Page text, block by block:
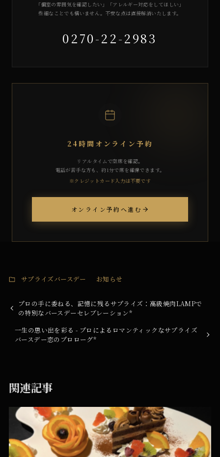
「個室の雰囲気を確認したい」「アレルギー対応をしてほしい」
些細なことでも構いません。不安な点は直接解消いたします。
0270-22-2983
24時間オンライン予約
リアルタイムで空席を確認。
電話が苦手な方も、約1分で席を確保できます。
※クレジットカード入力は不要です
オンライン予約へ進む
サプライズバースデー お知らせ
プロの手に委ねる、記憶に残るサプライズ：高級焼肉LAMPで
の特別なバースデーセレブレーション*
一生の思い出を彩る - プロによるロマンティックなサプライズ
バースデー恋のプロローグ*
関連記事